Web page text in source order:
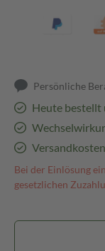
Persönliche
Heute bestellt
Bei der Einlösung
gesetzlichen